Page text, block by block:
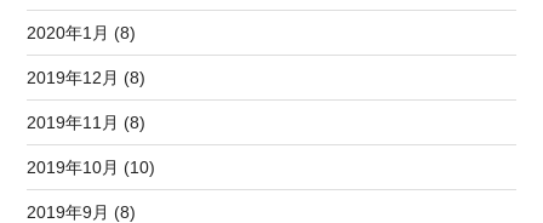
2020年1月 (8)
2019年12月 (8)
2019年11月 (8)
2019年10月 (10)
2019年9月 (8)